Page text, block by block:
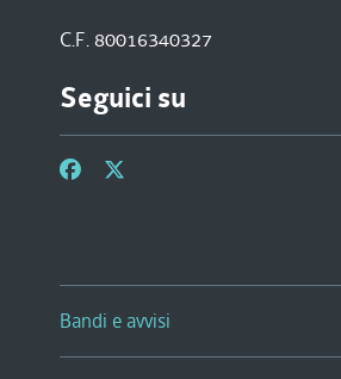
C.F. 80016340327
Seguici su
Bandi e avvisi